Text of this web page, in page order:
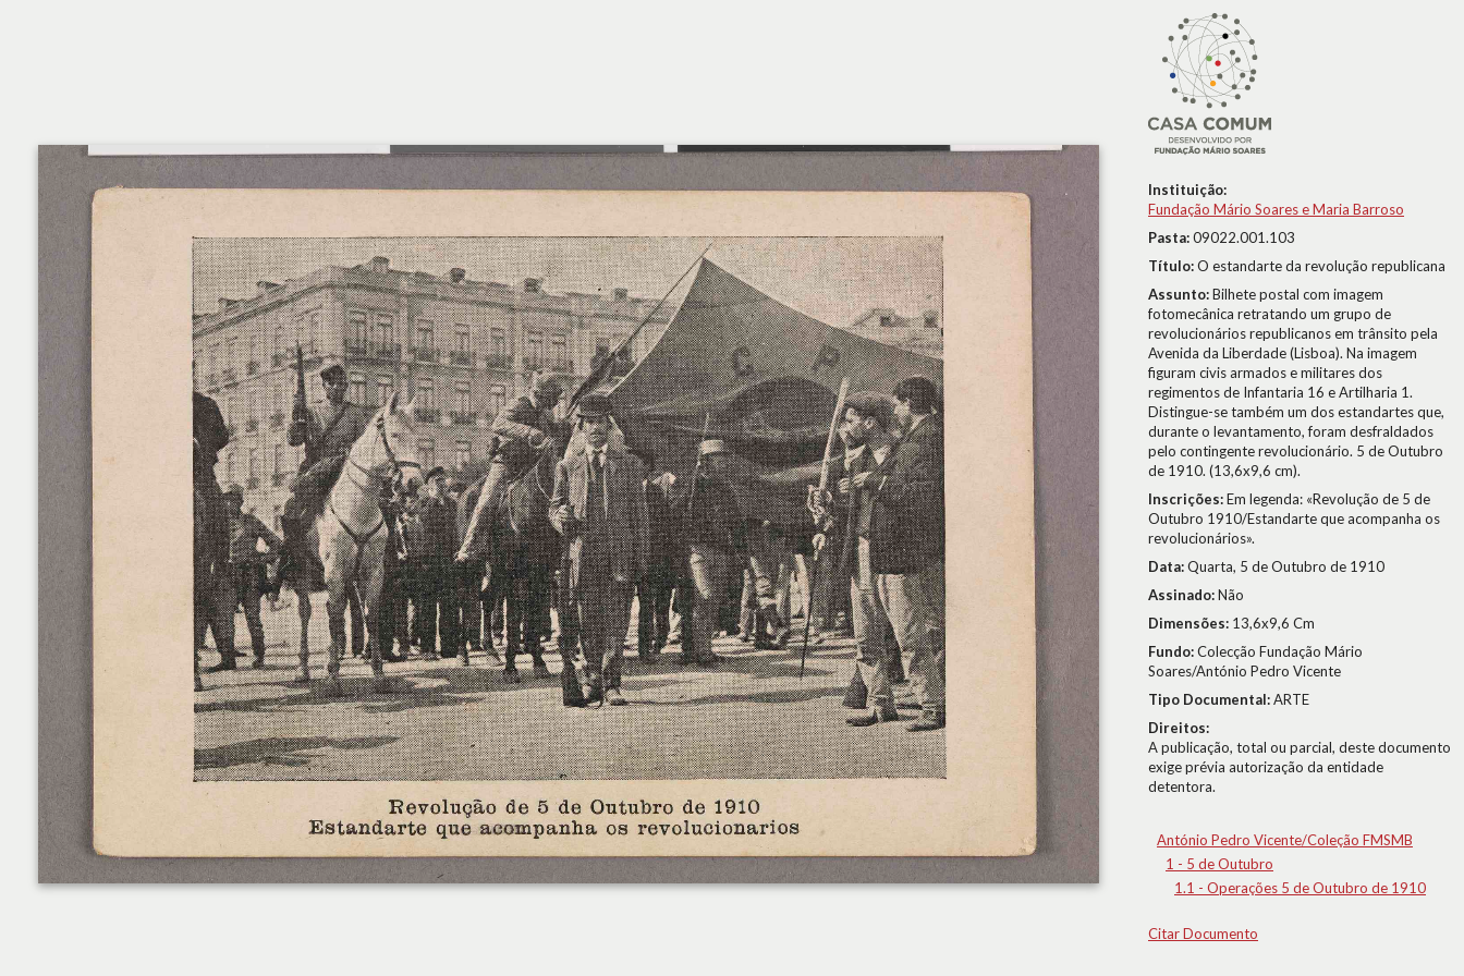
Instituição:
Fundação Mário Soares e Maria Barroso
Pasta:09022.001.103
Título:O estandarte da revolução republicana
Assunto:Bilhete postal com imagem
fotomecânica retratando um grupo de
revolucionários republicanos em trânsito pela
Avenida da Liberdade (Lisboa). Na imagem
figuram civis armados e militares dos
regimentos de Infantaria 16 e Artilharia 1.
Distingue-se também um dos estandartes que,
durante o levantamento, foram desfraldados
pelo contingente revolucionário. 5 de Outubro
de 1910. (13,6x9,6 cm).
Inscrições:Em legenda: «Revolução de 5 de
Outubro 1910/Estandarte que acompanha os
revolucionários».
Data:Quarta, 5 de Outubro de 1910
Assinado:Não
Dimensões: 13,6x9,6 Cm
Fundo:Colecção Fundação Mário
Soares/António Pedro Vicente
Tipo Documental:ARTE
Direitos:
A publicação, total ou parcial, deste documento
exige prévia autorização da entidade
detentora.
António Pedro Vicente/Coleção FMSMB
1 - 5 de Outubro
1.1 - Operações 5 de Outubro de 1910
Citar Documento